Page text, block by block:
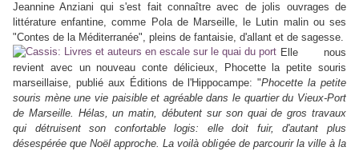
Jeannine Anziani qui s'est fait connaître avec de jolis ouvrages de
littérature enfantine, comme Pola de Marseille, le Lutin malin ou ses
"Contes de la Méditerranée", pleins de fantaisie, d'allant et de sagesse.
Elle nous
revient avec un nouveau conte délicieux, Phocette la petite souris
marseillaise, publié aux Éditions de l'Hippocampe: "Phocette la petite
souris mène une vie paisible et agréable dans le quartier du Vieux-Port
de Marseille. Hélas, un matin, débutent sur son quai de gros travaux
qui détruisent son confortable logis: elle doit fuir, d'autant plus
désespérée que Noël approche. La voilà obligée de parcourir la ville à la